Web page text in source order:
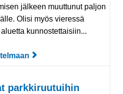
jälkeen muuttunut paljon
Olisi myös vieressä
kunnostettaisiin...
parkkiruutuihin